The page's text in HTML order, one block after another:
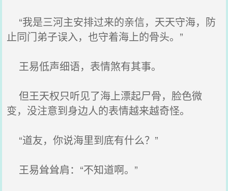
“我是三河主安排过来的亲信，天天守海，防
止同门弟子误入，也守着海上的骨头。”
王易低声细语，表情煞有其事。
但王天权只听见了海上漂起尸骨，脸色微
变，没注意到身边人的表情越来越奇怪。
“道友，你说海里到底有什么？”
王易耸耸肩：“不知道啊。”